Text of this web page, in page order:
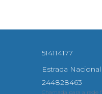
514114177
Estrada
244828463
Chamada para a rede